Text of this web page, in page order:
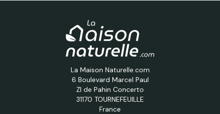
La Maison Naturelle.com
6 Boulevard Marcel Paul
ZI de Pahin Concerto
31170 TOURNEFEUILLE
France